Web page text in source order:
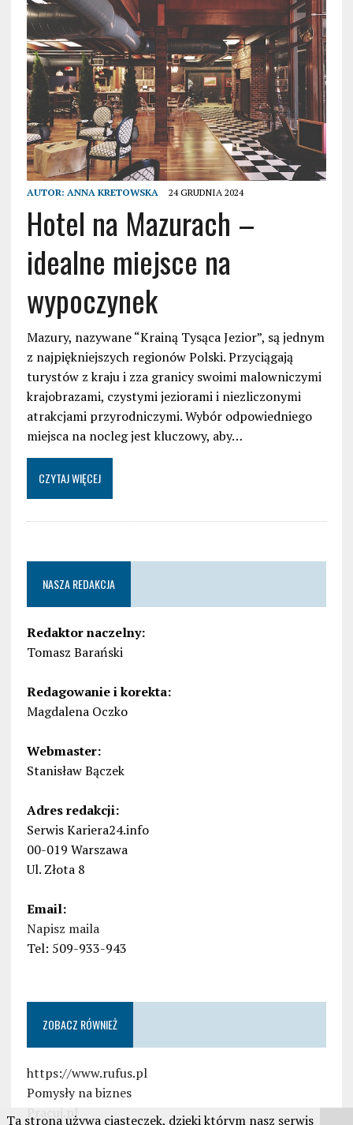
AUTOR: ANNA KRETOWSKA 24 GRUDNIA 2024
Hotel na Mazurach –
idealne miejsce na
wypoczynek
Mazury, nazywane “Krainą Tysąca Jezior”, są jednym
z najpiękniejszych regionów Polski. Przyciągają
turystów z kraju i zza granicy swoimi malowniczymi
krajobrazami, czystymi jeziorami i niezliczonymi
atrakcjami przyrodniczymi. Wybór odpowiedniego
miejsca na nocleg jest kluczowy, aby…
CZYTAJ WIĘCEJ
NASZA REDAKCJA
Redaktor naczelny:
Tomasz Barański
Redagowanie i korekta:
Magdalena Oczko
Webmaster:
Stanisław Bączek
Adres redakcji:
Serwis Kariera24.info
00-019 Warszawa
Ul. Złota 8
Email:
Napisz maila
Tel: 509-933-943
ZOBACZ RÓWNIEŻ
https://www.rufus.pl
Pomysły na biznes
Pracuj.pl
Ta strona używa ciasteczek, dzięki którym nasz serwis